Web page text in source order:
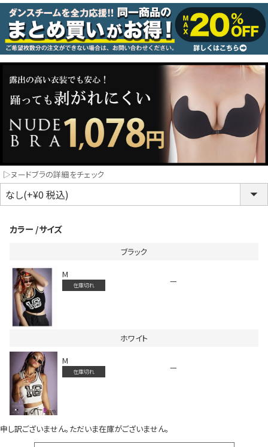
LINE連携でクーポンもらえる!!
同一商品まとめ買いキャンペーン
インスタ写真投稿キャンペーン！
会員登録でいつでもお得に
コスプレ
クリスマス
ランジェ
▷ヌードブラの詳細をチェック
カラー サイズ
ブラック
M
在庫切れ —
ホワイト
M
在庫切れ —
申し訳ございません。ただいま在庫がございません。